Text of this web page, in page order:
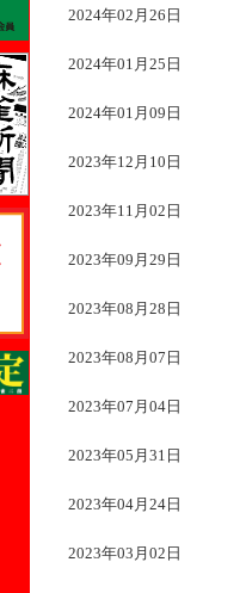
2024年02月26日
2024年01月25日
2024年01月09日
2023年12月10日
2023年11月02日
2023年09月29日
2023年08月28日
2023年08月07日
2023年07月04日
2023年05月31日
2023年04月24日
2023年03月02日